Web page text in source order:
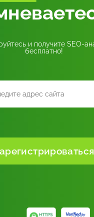
и получите SEO-
бесплатно!